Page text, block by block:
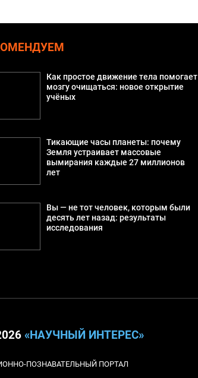
Как простое движение тела помогает
мозгу очищаться: новое открытие
учёных
Тикающие часы планеты: почему
Земля устраивает массовые
вымирания каждые 27 миллионов
лет
Вы — не тот человек, которым были
десять лет назад: результаты
исследования
«НАУЧНЫЙ ИНТЕРЕС»
ПОЗНАВАТЕЛЬНЫЙ ПОРТАЛ